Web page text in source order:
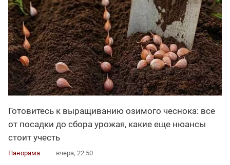
Готовитесь к выращиванию озимого чеснока: все
от посадки до сбора урожая, какие еще нюансы
стоит учесть
Панорама вчера, 22:50